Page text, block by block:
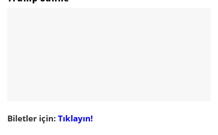
Biletler için: Tıklayın!